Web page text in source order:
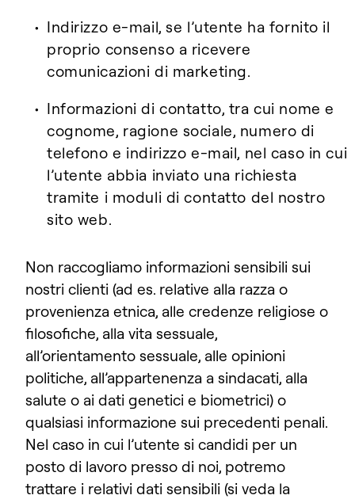
Indirizzo e-mail, se l’utente ha fornito il
proprio consenso a ricevere
comunicazioni di marketing.
Informazioni di contatto, tra cui nome e
cognome, ragione sociale, numero di
telefono e indirizzo e-mail, nel caso in cui
l’utente abbia inviato una richiesta
tramite i moduli di contatto del nostro
sito web.
Non raccogliamo informazioni sensibili sui
nostri clienti (ad es. relative alla razza o
provenienza etnica, alle credenze religiose o
filosofiche, alla vita sessuale,
all’orientamento sessuale, alle opinioni
politiche, all’appartenenza a sindacati, alla
salute o ai dati genetici e biometrici) o
qualsiasi informazione sui precedenti penali.
Nel caso in cui l’utente si candidi per un
posto di lavoro presso di noi, potremo
trattare i relativi dati sensibili (si veda la